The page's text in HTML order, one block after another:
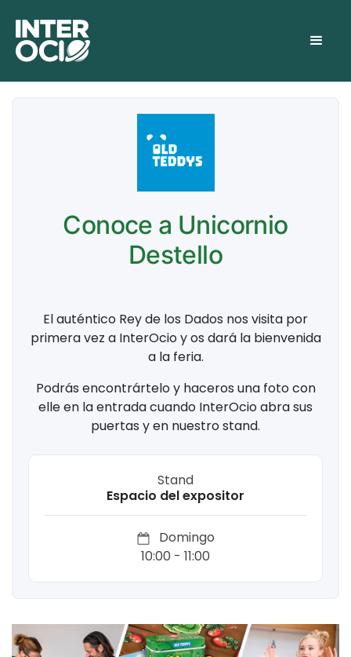
Conoce a Unicornio
Destello
El auténtico Rey de los Dados nos visita por
primera vez a InterOcio y os dará la bienvenida
a la feria.
Podrás encontrártelo y haceros una foto con
elle en la entrada cuando InterOcio abra sus
puertas y en nuestro stand.
Stand
Espacio del expositor
Domingo
10:00 - 11:00